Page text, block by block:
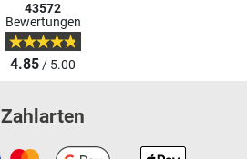
43572
Bewertungen
4.85/ 5.00
Zahlarten